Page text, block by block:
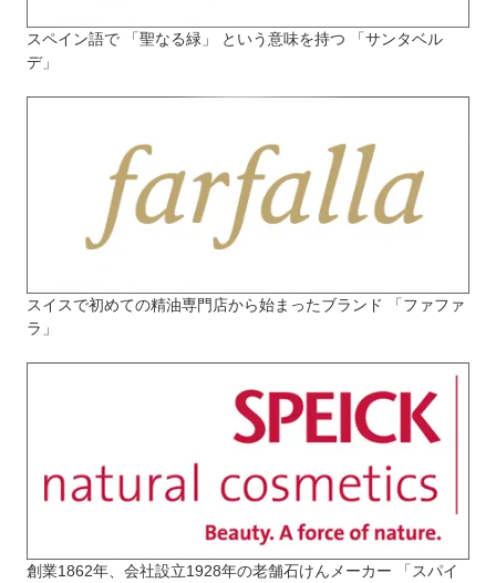
スペイン語で 「聖なる緑」 という意味を持つ 「サンタベル
デ」
スイスで初めての精油専門店から始まったブランド 「ファファ
ラ」
創業1862年、会社設立1928年の老舗石けんメーカー 「スパイ